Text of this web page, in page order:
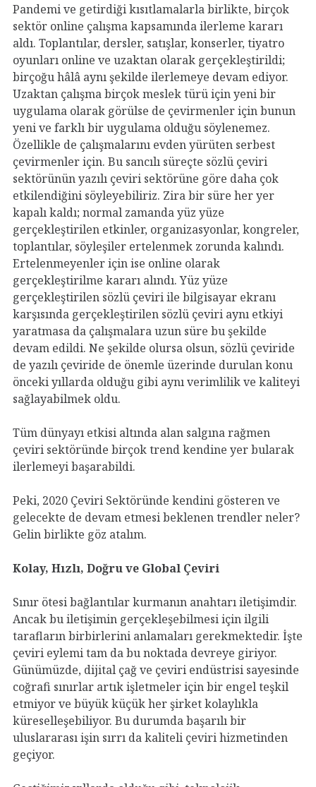
Pandemi ve getirdiği kısıtlamalarla birlikte, birçok
sektör online çalışma kapsamında ilerleme kararı
aldı. Toplantılar, dersler, satışlar, konserler, tiyatro
oyunları online ve uzaktan olarak gerçekleştirildi;
birçoğu hâlâ aynı şekilde ilerlemeye devam ediyor.
Uzaktan çalışma birçok meslek türü için yeni bir
uygulama olarak görülse de çevirmenler için bunun
yeni ve farklı bir uygulama olduğu söylenemez.
Özellikle de çalışmalarını evden yürüten serbest
çevirmenler için. Bu sancılı süreçte sözlü çeviri
sektörünün yazılı çeviri sektörüne göre daha çok
etkilendiğini söyleyebiliriz. Zira bir süre her yer
kapalı kaldı; normal zamanda yüz yüze
gerçekleştirilen etkinler, organizasyonlar, kongreler,
toplantılar, söyleşiler ertelenmek zorunda kalındı.
Ertelenmeyenler için ise online olarak
gerçekleştirilme kararı alındı. Yüz yüze
gerçekleştirilen sözlü çeviri ile bilgisayar ekranı
karşısında gerçekleştirilen sözlü çeviri aynı etkiyi
yaratmasa da çalışmalara uzun süre bu şekilde
devam edildi. Ne şekilde olursa olsun, sözlü çeviride
de yazılı çeviride de önemle üzerinde durulan konu
önceki yıllarda olduğu gibi aynı verimlilik ve kaliteyi
sağlayabilmek oldu.
Tüm dünyayı etkisi altında alan salgına rağmen
çeviri sektöründe birçok trend kendine yer bularak
ilerlemeyi başarabildi.
Peki, 2020 Çeviri Sektöründe kendini gösteren ve
gelecekte de devam etmesi beklenen trendler neler?
Gelin birlikte göz atalım.
Kolay, Hızlı, Doğru ve Global Çeviri
Sınır ötesi bağlantılar kurmanın anahtarı iletişimdir.
Ancak bu iletişimin gerçekleşebilmesi için ilgili
tarafların birbirlerini anlamaları gerekmektedir. İşte
çeviri eylemi tam da bu noktada devreye giriyor.
Günümüzde, dijital çağ ve çeviri endüstrisi sayesinde
coğrafi sınırlar artık işletmeler için bir engel teşkil
etmiyor ve büyük küçük her şirket kolaylıkla
küreselleşebiliyor. Bu durumda başarılı bir
uluslararası işin sırrı da kaliteli çeviri hizmetinden
geçiyor.